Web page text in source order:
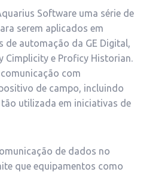
Software uma série de
serem aplicados em
automação da GE Digital,
Cimplicity e Proficy Historian.
com
de campo, incluindo
utilizada em iniciativas de
de dados no
que equipamentos como